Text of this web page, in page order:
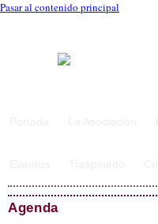
Pasar al contenido principal
Agenda